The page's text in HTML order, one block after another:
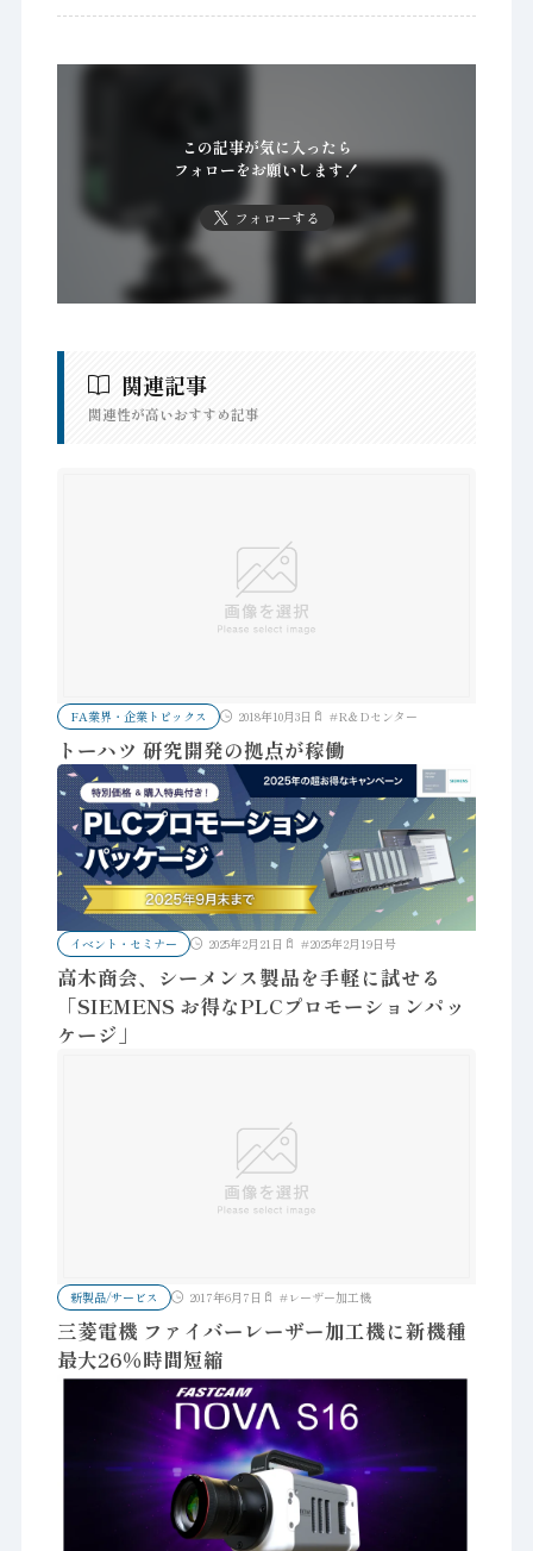
この記事が気に入ったら
フォローをお願いします！
フォローする
関連記事
関連性が高いおすすめ記事
FA業界・企業トピックス 2018年10月3日 #R＆Dセンター
トーハツ 研究開発の拠点が稼働
イベント・セミナー 2025年2月21日 #2025年2月19日号
高木商会、シーメンス製品を手軽に試せる
「SIEMENS お得なPLCプロモーションパッ
ケージ」
新製品/サービス 2017年6月7日 #レーザー加工機
三菱電機 ファイバーレーザー加工機に新機種
最大26％時間短縮